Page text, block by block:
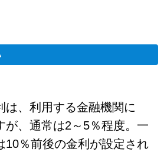
は、利用する金融機関に
が、通常は2～5％程度。一
10％前後の金利が設定され